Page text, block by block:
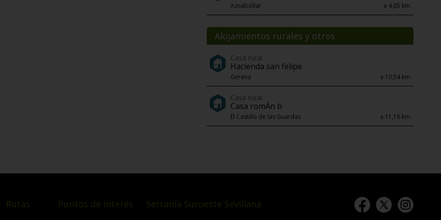
Aznalcóllar a 4,05 km.
Alojamientos rurales y otros
Casa rural
Hacienda san felipe
Gerena a 10,54 km.
Casa rural
Casa romÁn b
El Castillo de las Guardas a 11,16 km.
Rutas Puntos de interés Serranía Suroeste Sevillana